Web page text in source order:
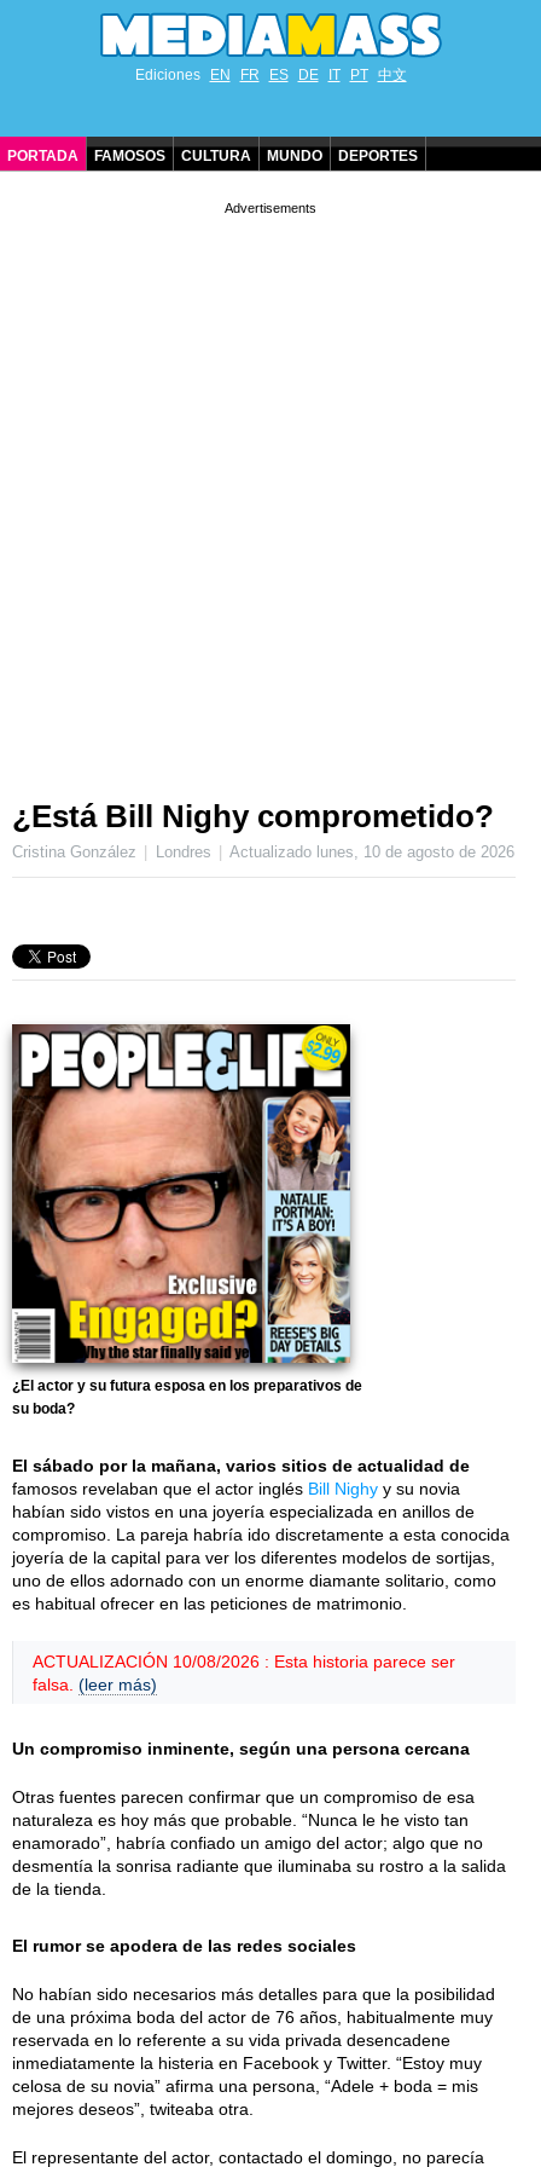
Ediciones EN FR ES DE IT PT 中文
PORTADA FAMOSOS CULTURA MUNDO DEPORTES
¿Está Bill Nighy comprometido?
Cristina González Londres Actualizado lunes, 10 de agosto de 2026
¿El actor y su futura esposa en los preparativos de
su boda?
El sábado por la mañana, varios sitios de actualidad de
famosos revelaban que el actor inglés Bill Nighy y su novia
habían sido vistos en una joyería especializada en anillos de
compromiso. La pareja habría ido discretamente a esta conocida
joyería de la capital para ver los diferentes modelos de sortijas,
uno de ellos adornado con un enorme diamante solitario, como
es habitual ofrecer en las peticiones de matrimonio.
ACTUALIZACIÓN 10/08/2026 : Esta historia parece ser
falsa. (leer más)
Un compromiso inminente, según una persona cercana
Otras fuentes parecen confirmar que un compromiso de esa
naturaleza es hoy más que probable. “Nunca le he visto tan
enamorado”, habría confiado un amigo del actor; algo que no
desmentía la sonrisa radiante que iluminaba su rostro a la salida
de la tienda.
El rumor se apodera de las redes sociales
No habían sido necesarios más detalles para que la posibilidad
de una próxima boda del actor de 76 años, habitualmente muy
reservada en lo referente a su vida privada desencadene
inmediatamente la histeria en Facebook y Twitter. “Estoy muy
celosa de su novia” afirma una persona, “Adele + boda = mis
mejores deseos”, twiteaba otra.
El representante del actor, contactado el domingo, no parecía